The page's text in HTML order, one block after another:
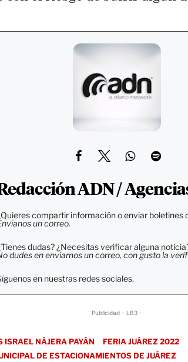
ADN /
compartir información o enviar boletines
un correo.
dudas? ¿Necesitas verificar alguna
dudes en enviarnos un correo, con gusto la
en nuestras redes sociales.
Publicidad - LB3 -
ISRAEL NÁJERA PAYÁN
FERIA JUÁREZ 2022
DE ESTACIONAMIENTOS DE JUÁREZ